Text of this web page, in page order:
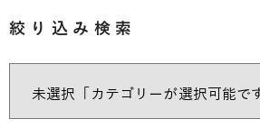
絞り込み検索